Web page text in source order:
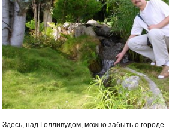
Здесь, над Голливудом, можно забыть о городе.